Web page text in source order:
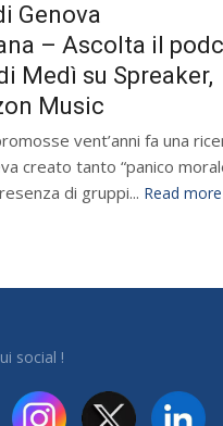
Genova
– Ascolta il
Medì su Spreaker,
Music
vent’anni fa una
creato tanto “panico
di gruppi... Read more
social !